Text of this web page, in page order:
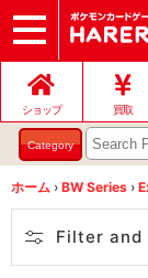
ショップ
店頭買取
ネット買取
店舗一覧
イベント
お問い合わせ
ショップ 買取
Category
ホーム › BW Series ›
Filter and